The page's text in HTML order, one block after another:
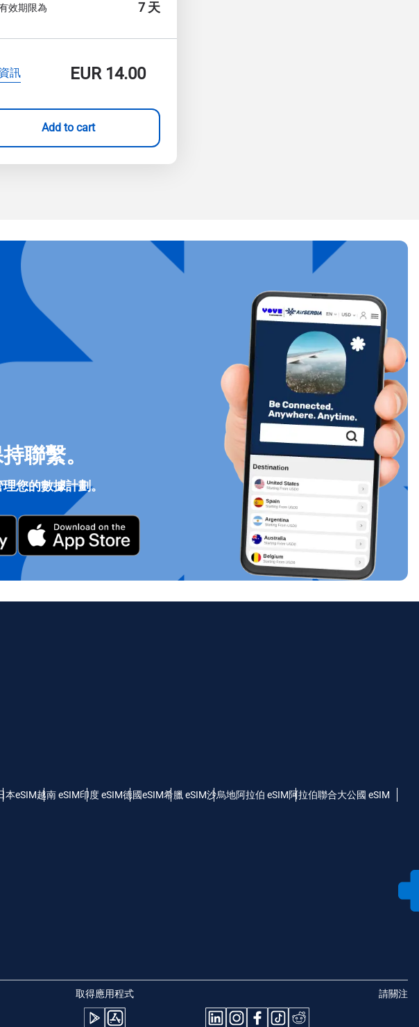
效期限為 7 天
訊 EUR14.00
Add to cart
supports eSIM technology.
activation. They will
you can scan or enter
the benefits of eSIM
聯繫。
您的數據計劃。
本eSIM越南 eSIM印度 eSIM德國eSIM希臘 eSIM沙烏地阿拉伯 eSIM阿拉伯聯合大公國 eSIM
取得應用程式 請關注